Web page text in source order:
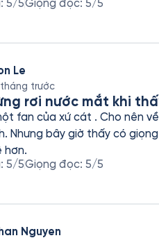
: 5/5Giọng đọc: 5/5
Le
tháng trước
rơi nước mắt khi
fan của xứ cát . Cho nên
Nhưng bây giờ thấy có
hơn.
: 5/5Giọng đọc: 5/5
Nguyen